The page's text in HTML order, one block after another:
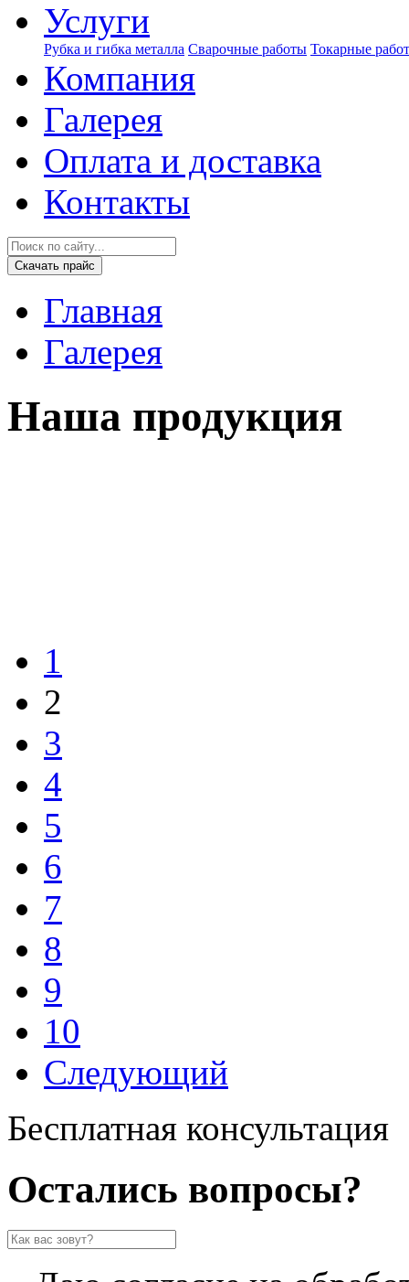
Услуги
Рубка и гибка металла Сварочные работы Токарные
Компания
Галерея
Оплата и доставка
Контакты
Скачать прайс
Главная
Галерея
Наша продукция
1
2
3
4
5
6
7
8
9
10
Следующий
Бесплатная консультация
Остались вопросы?